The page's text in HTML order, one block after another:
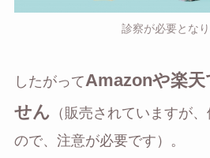
診察が必要とな
したがってAmazonや楽天
せん （販売されていますが
ので、注意が必要です）。